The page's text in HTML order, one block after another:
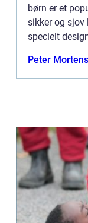
børn er et
sikker og sjov
specielt
udforske, h...
Peter